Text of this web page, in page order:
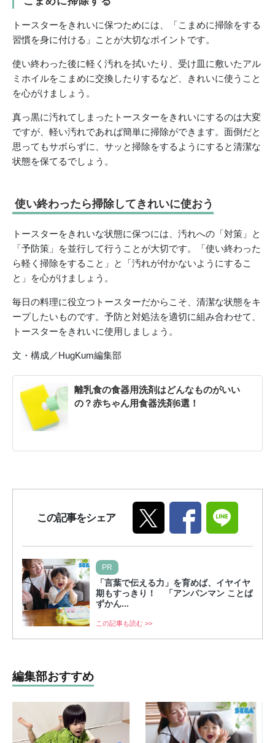
トースターをきれいに保つためには、「こまめに掃除をする
習慣を身に付ける」ことが大切なポイントです。
使い終わった後に軽く汚れを拭いたり、受け皿に敷いたアル
ミホイルをこまめに交換したりするなど、きれいに使うこと
を心がけましょう。
真っ黒に汚れてしまったトースターをきれいにするのは大変
ですが、軽い汚れであれば簡単に掃除ができます。面倒だと
思ってもサボらずに、サッと掃除をするようにすると清潔な
状態を保てるでしょう。
使い終わったら掃除してきれいに使おう
トースターをきれいな状態に保つには、汚れへの「対策」と
「予防策」を並行して行うことが大切です。「使い終わった
ら軽く掃除をすること」と「汚れが付かないようにするこ
と」を心がけましょう。
毎日の料理に役立つトースターだからこそ、清潔な状態をキ
ープしたいものです。予防と対処法を適切に組み合わせて、
トースターをきれいに使用しましょう。
文・構成／HugKum編集部
離乳食の食器用洗剤はどんなものがいい
の？赤ちゃん用食器洗剤6選！
この記事をシェア
PR
「言葉で伝える力」を育めば、イヤイヤ
期もすっきり！ 「アンパンマン ことば
ずかん...
この記事も読む >>
編集部おすすめ